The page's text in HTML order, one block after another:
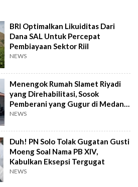
BRI Optimalkan Likuiditas Dari
Dana SAL Untuk Percepat
Pembiayaan Sektor Riil
NEWS
Menengok Rumah Slamet Riyadi
yang Direhabilitasi, Sosok
Pemberani yang Gugur di Medan
Perang
NEWS
Duh! PN Solo Tolak Gugatan Gusti
Moeng Soal Nama PB XIV,
Kabulkan Eksepsi Tergugat
NEWS